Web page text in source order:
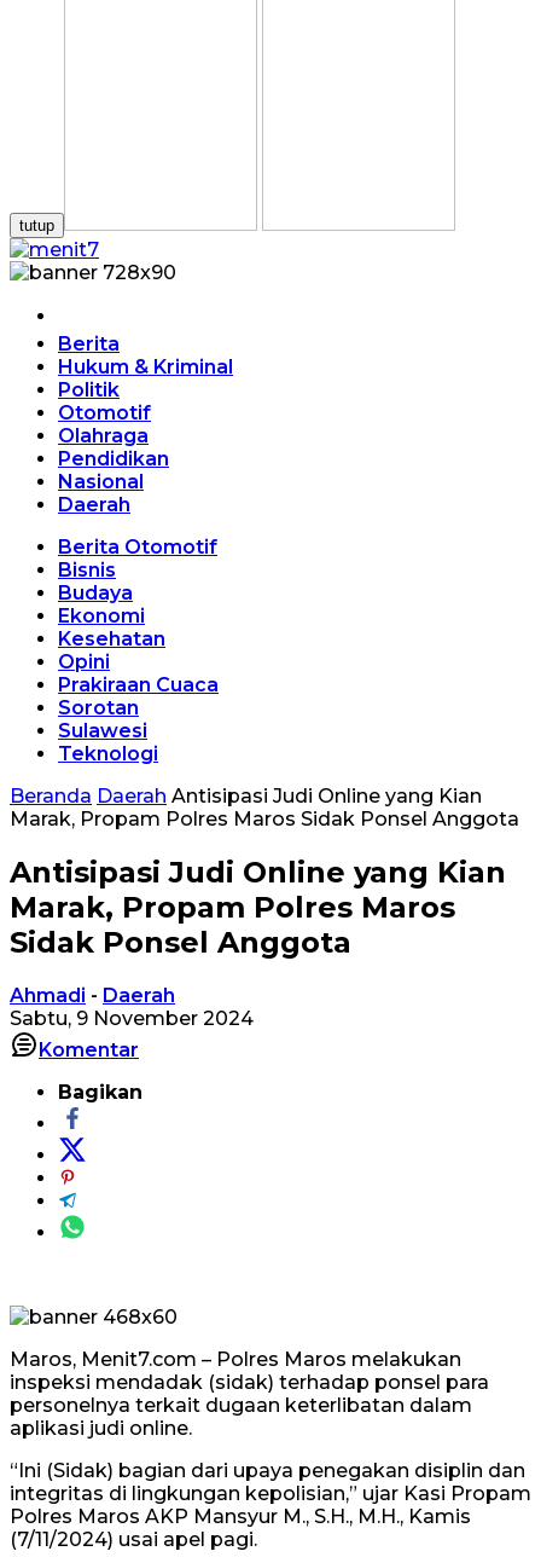
tutup
Berita
Hukum & Kriminal
Politik
Otomotif
Olahraga
Pendidikan
Nasional
Daerah
Berita Otomotif
Bisnis
Budaya
Ekonomi
Kesehatan
Opini
Prakiraan Cuaca
Sorotan
Sulawesi
Teknologi
Beranda Daerah Antisipasi Judi Online yang Kian
Marak, Propam Polres Maros Sidak Ponsel Anggota
Antisipasi Judi Online yang Kian
Marak, Propam Polres Maros
Sidak Ponsel Anggota
Ahmadi - Daerah
Sabtu, 9 November 2024
Komentar
Bagikan
Maros, Menit7.com – Polres Maros melakukan
inspeksi mendadak (sidak) terhadap ponsel para
personelnya terkait dugaan keterlibatan dalam
aplikasi judi online.
“Ini (Sidak) bagian dari upaya penegakan disiplin dan
integritas di lingkungan kepolisian,” ujar Kasi Propam
Polres Maros AKP Mansyur M., S.H., M.H., Kamis
(7/11/2024) usai apel pagi.